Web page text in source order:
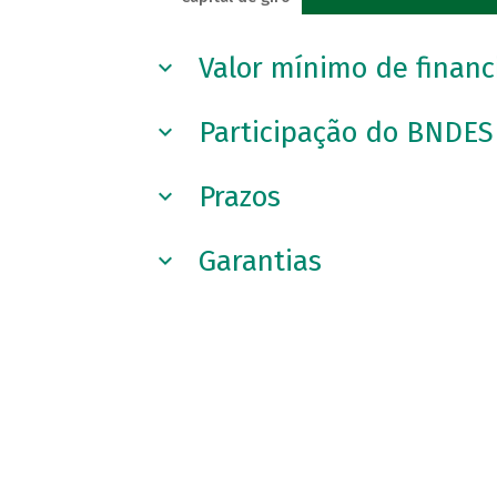
Valor mínimo de
Participação do BNDES
Prazos
Garantias